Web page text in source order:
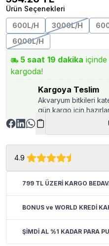
Ürün Seçenekleri
600L/H
3000L/H
6000L/H
5 saat 19 dakika
kargoda!
Kargoya Teslim
Akvaryum bitkileri
gün kargo için
4.9
799 TL ÜZERİ KARGO
BONUS ve WORLD KREDİ
ŞİMDİ AL %1 KADAR PARA